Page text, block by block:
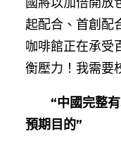
起配合、首創配
咖啡館正在承受
衡壓力！我需要
“中國完整
預期目的”